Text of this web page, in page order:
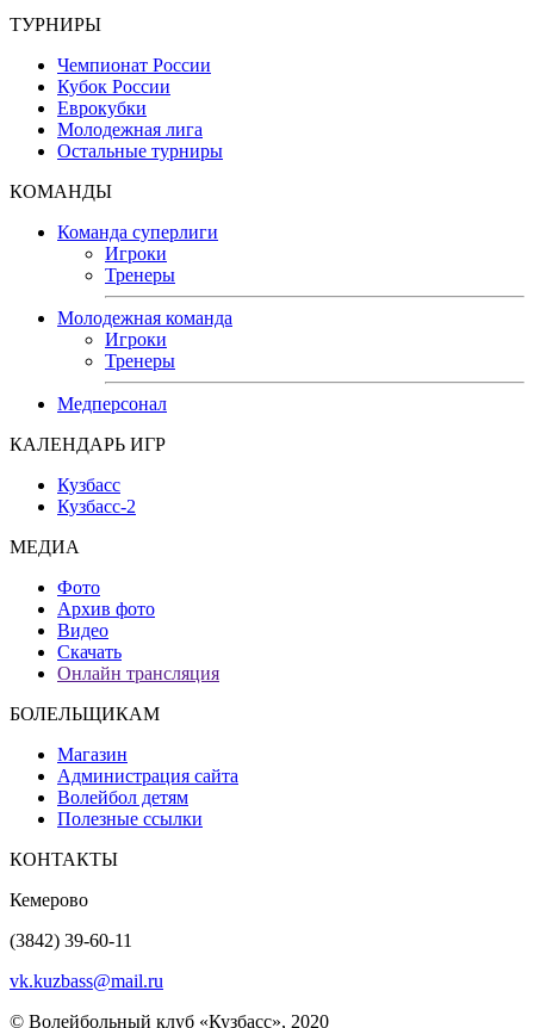
ТУРНИРЫ
Чемпионат России
Кубок России
Еврокубки
Молодежная лига
Остальные турниры
КОМАНДЫ
Команда суперлиги
Игроки
Тренеры
Молодежная команда
Игроки
Тренеры
Медперсонал
КАЛЕНДАРЬ ИГР
Кузбасс
Кузбасс-2
МЕДИА
Фото
Архив фото
Видео
Скачать
Онлайн трансляция
БОЛЕЛЬЩИКАМ
Магазин
Администрация сайта
Волейбол детям
Полезные ссылки
КОНТАКТЫ
Кемерово
(3842) 39-60-11
vk.kuzbass@mail.ru
© Волейбольный клуб «Кузбасс», 2020